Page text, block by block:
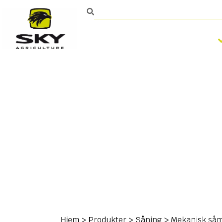
Hjem > Produkter > Såning > Mekanisk